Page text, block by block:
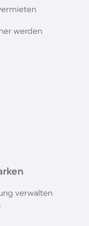
Amrum
werden
verwalten